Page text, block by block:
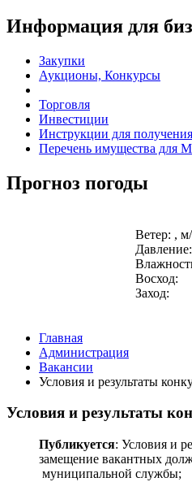
Информация для
Закупки
Аукционы, Конкурсы
Торговля
Инвестиции
Инструкции для
Перечень имущества для
Прогноз погоды
Ветер: ,
Восход:
Заход:
Главная
Администрация
Вакансии
Условия и результаты
Условия и результаты
Публикуется: Условия и
замещение вакантных
муниципальной службы;